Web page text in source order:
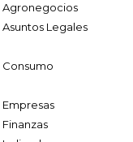
Agronegocios
Asuntos Legales
Consumo
Empresas
Finanzas